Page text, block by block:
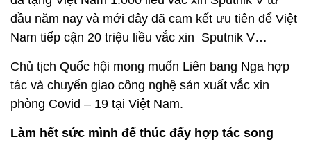
đầu năm nay và mới đây đã cam kết ưu tiên để Việt
Nam tiếp cận 20 triệu liều vắc xin Sputnik V…
Chủ tịch Quốc hội mong muốn Liên bang Nga hợp
tác và chuyển giao công nghệ sản xuất vắc xin
phòng Covid – 19 tại Việt Nam.
Làm hết sức mình để thúc đẩy hợp tác song